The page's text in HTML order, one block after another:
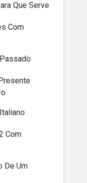
Que Serve
Com
Com
De Um